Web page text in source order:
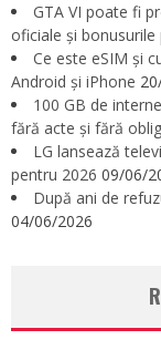
GTA VI poate fi
oficiale și
Ce este eSIM și
Android și iPhone
100 GB de
fără acte și fără
LG lansează
pentru 2026 09/06/
După ani de
04/06/2026